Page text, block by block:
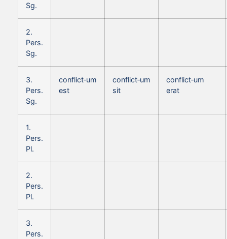
Sg.
2.
Pers.
Sg.
3.
Pers.
Sg.
conflict‑um
est
conflict‑um
sit
conflict‑um
erat
1.
Pers.
Pl.
2.
Pers.
Pl.
3.
Pers.